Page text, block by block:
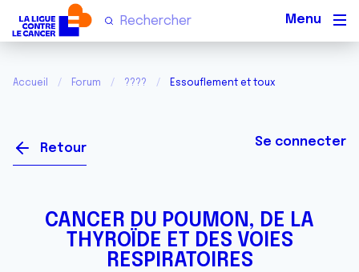
Accueil Forum ???? Essouflement et toux
Retour Se connecter
CANCER DU POUMON, DE LA
THYROÏDE ET DES VOIES
RESPIRATOIRES